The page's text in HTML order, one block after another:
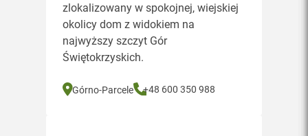
zlokalizowany w spokojnej, wiejskiej
okolicy dom z widokiem na
najwyższy szczyt Gór
Świętokrzyskich.
Górno-Parcele +48 600 350 988